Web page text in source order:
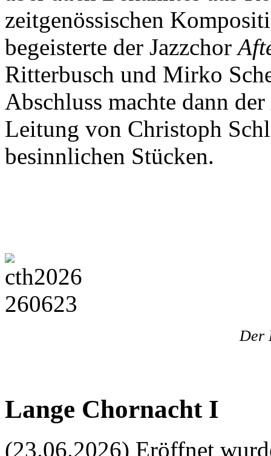
zeitgenössischen
begeisterte der Jazzchor
Ritterbusch und Mirko
Abschluss machte dann der
Leitung von Christoph
besinnlichen Stücken.
Der
Lange Chornacht I
(23.06.2026) Eröffnet